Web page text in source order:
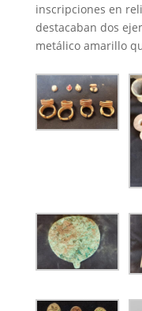
inscripciones en
destacaban dos
metálico amarillo